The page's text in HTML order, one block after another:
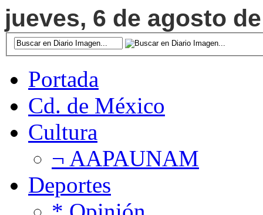
jueves, 6 de agosto
Portada
Cd. de México
Cultura
¬ AAPAUNAM
Deportes